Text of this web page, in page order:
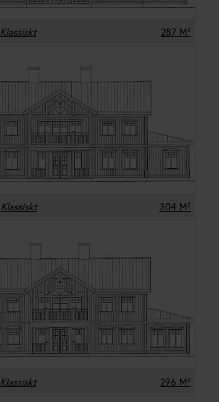
Klassiskt 287 M²
Klassiskt 304 M²
Klassiskt 296 M²